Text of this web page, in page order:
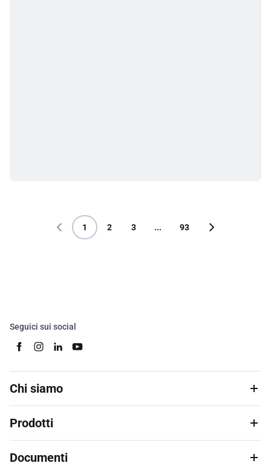
1 2 3 ... 93
Seguici sui social
Chi siamo
Prodotti
Documenti